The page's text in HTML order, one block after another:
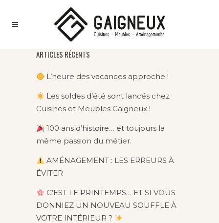
ARTICLES RÉCENTS
L’heure des vacances approche !
Les soldes d’été sont lancés chez
Cuisines et Meubles Gaigneux !
100 ans d’histoire… et toujours la
même passion du métier.
AMÉNAGEMENT : LES ERREURS À
ÉVITER
C’EST LE PRINTEMPS… ET SI VOUS
DONNIEZ UN NOUVEAU SOUFFLE À
VOTRE INTÉRIEUR ?